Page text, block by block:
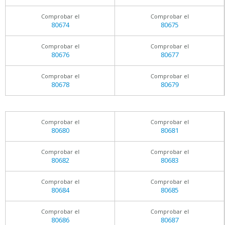
Comprobar el
80674
Comprobar el
80675
Comprobar el
80676
Comprobar el
80677
Comprobar el
80678
Comprobar el
80679
Comprobar el
80680
Comprobar el
80681
Comprobar el
80682
Comprobar el
80683
Comprobar el
80684
Comprobar el
80685
Comprobar el
80686
Comprobar el
80687